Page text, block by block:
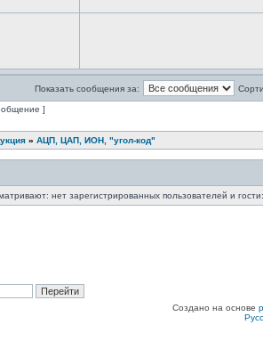
Показать сообщения за:
]
» АЦП, ЦАП, ИОН, "угол-код"
нет зарегистрированных пользователей и
Создано на основе